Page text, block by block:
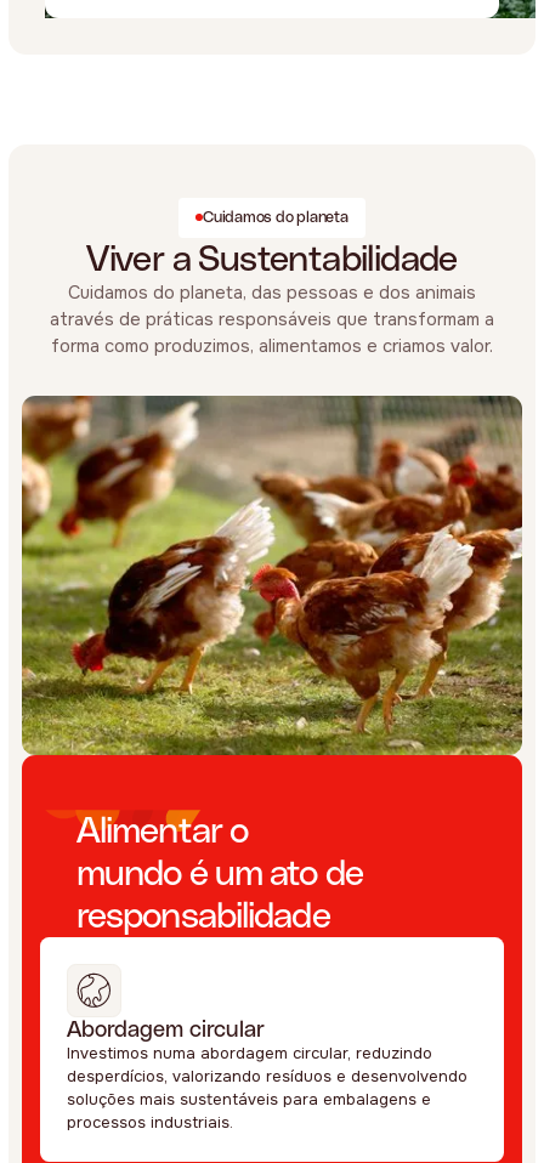
Cuidamos do planeta
Viver a Sustentabilidade
Cuidamos do planeta, das pessoas e dos animais
através de práticas responsáveis que transformam a
forma como produzimos, alimentamos e criamos valor.
Alimentar o
mundo é um ato de
responsabilidade
Abordagem circular
Investimos numa abordagem circular, reduzindo
desperdícios, valorizando resíduos e desenvolvendo
soluções mais sustentáveis para embalagens e
processos industriais.